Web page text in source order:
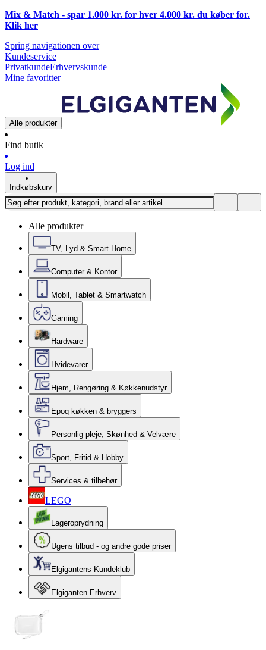
Mix & Match - spar 1.000 kr. for hver 4.000 kr. du køber for.
Klik her
Spring navigationen over
Kundeservice
PrivatkundeErhvervskunde
Mine favoritter
Alle produkter
Find butik
Log ind
Indkøbskurv
Alle produkter
TV, Lyd & Smart Home
Computer & Kontor
Mobil, Tablet & Smartwatch
Gaming
Hardware
Hvidevarer
Hjem, Rengøring & Køkkenudstyr
Epoq køkken & bryggers
Personlig pleje, Skønhed & Velvære
Sport, Fritid & Hobby
Services & tilbehør
LEGO
Lageroprydning
Ugens tilbud - og andre gode priser
Elgigantens Kundeklub
Elgiganten Erhverv